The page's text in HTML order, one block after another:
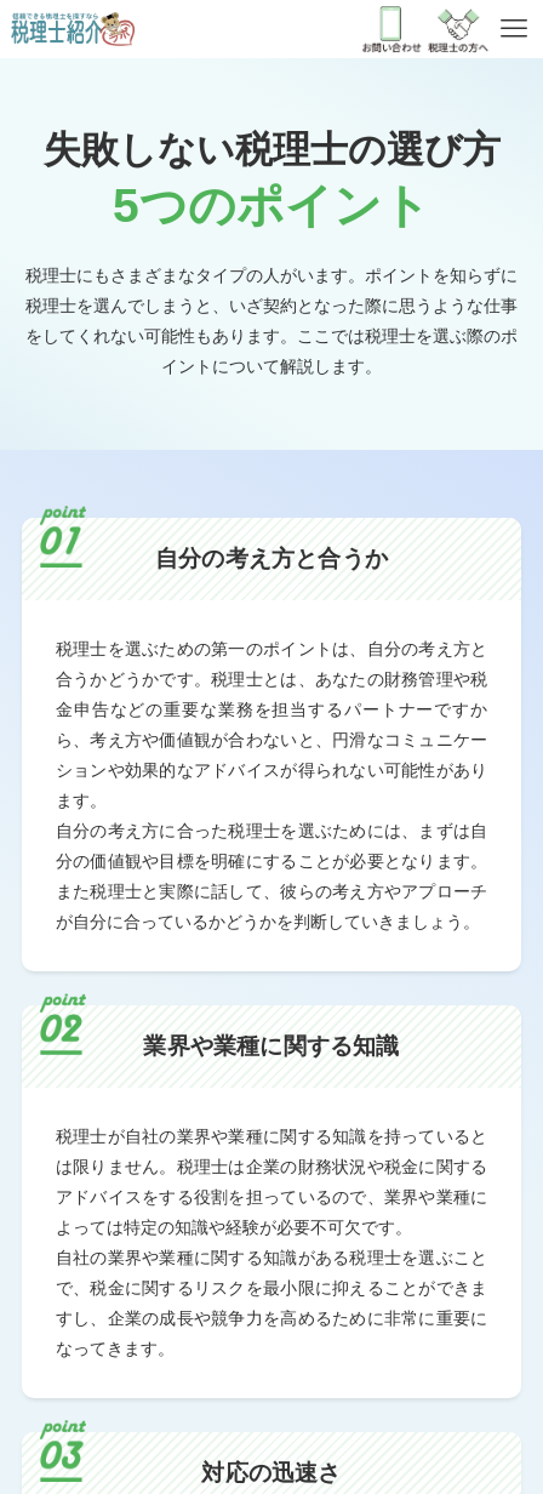
失敗しない税理士の選び方
5つのポイント
税理士にもさまざまなタイプの人がいます。ポイントを知らずに
税理士を選んでしまうと、 いざ契約となった際に思うような仕事
をしてくれない可能性もあります。ここでは税理士を選ぶ際のポ
イントについて解説します。
自分の考え方と合うか
税理士を選ぶための第一のポイントは、自分の考え方と
合うかどうかです。税理士とは、あなたの財務管理や税
金申告などの重要な業務を担当するパートナーですか
ら、考え方や価値観が合わないと、円滑なコミュニケー
ションや効果的なアドバイスが得られない可能性があり
ます。
自分の考え方に合った税理士を選ぶためには、まずは自
分の価値観や目標を明確にすることが必要となります。
また税理士と実際に話して、彼らの考え方やアプローチ
が自分に合っているかどうかを判断していきましょう。
業界や業種に関する知識
税理士が自社の業界や業種に関する知識を持っていると
は限りません。税理士は企業の財務状況や税金に関する
アドバイスをする役割を担っているので、業界や業種に
よっては特定の知識や経験が必要不可欠です。
自社の業界や業種に関する知識がある税理士を選ぶこと
で、税金に関するリスクを最小限に抑えることができま
すし、企業の成長や競争力を高めるために非常に重要に
なってきます。
対応の迅速さ